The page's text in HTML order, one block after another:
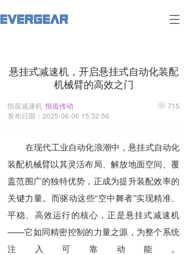
T
e
n
i
o
n
悬挂式减速机，开启悬挂式自动化装配
机械臂的高效之门
恒齿减速机 恒齿传动
发布日期：2025-06-06 15:32:56
715
在现代工业自动化浪潮中，悬挂式自动化
装配机械臂以其灵活布局、解放地面空间、覆
盖范围广的独特优势，正成为提升装配效率的
关键力量。而驱动这些“空中舞者”实现精准、
平稳、高效运行的核心，正是悬挂式减速机
——它如同精密控制的力量之源，为整个系统
注入可靠动能。